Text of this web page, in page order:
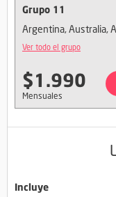
Grupo 11
Argentina, Australia,
Ver todo el grupo
$1.990
Mensuales
Incluye